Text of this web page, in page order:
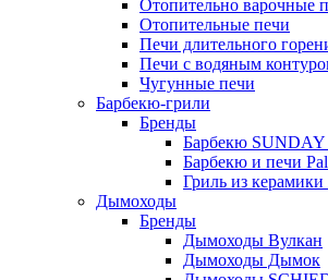
Отопительно варочные
Отопительные печи
Печи длительного
Печи с водяным
Чугунные печи
Барбекю-грили
Бренды
Барбекю SUNDAY
Барбекю и печи
Гриль из
Дымоходы
Бренды
Дымоходы Вулкан
Дымоходы Дымок